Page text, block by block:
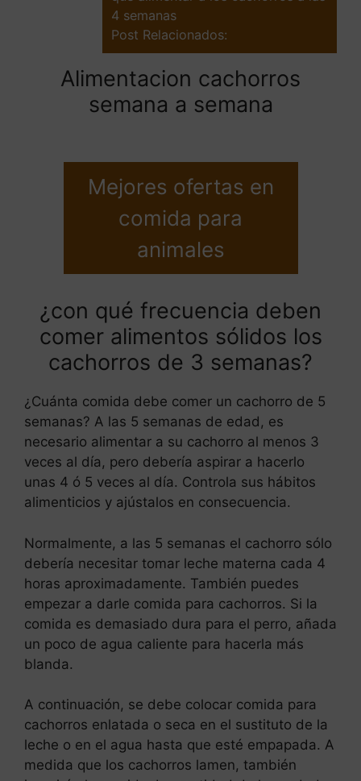
4 semanas
Post Relacionados:
Alimentacion cachorros
semana a semana
Mejores ofertas en
comida para
animales
¿con qué frecuencia deben
comer alimentos sólidos los
cachorros de 3 semanas?
¿Cuánta comida debe comer un cachorro de 5
semanas? A las 5 semanas de edad, es
necesario alimentar a su cachorro al menos 3
veces al día, pero debería aspirar a hacerlo
unas 4 ó 5 veces al día. Controla sus hábitos
alimenticios y ajústalos en consecuencia.
Normalmente, a las 5 semanas el cachorro sólo
debería necesitar tomar leche materna cada 4
horas aproximadamente. También puedes
empezar a darle comida para cachorros. Si la
comida es demasiado dura para el perro, añada
un poco de agua caliente para hacerla más
blanda.
A continuación, se debe colocar comida para
cachorros enlatada o seca en el sustituto de la
leche o en el agua hasta que esté empapada. A
medida que los cachorros lamen, también